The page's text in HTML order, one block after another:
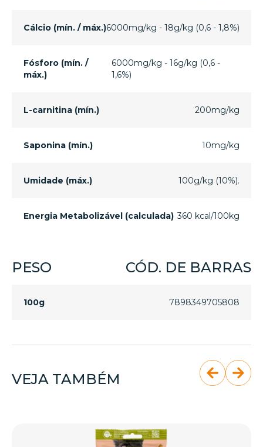
Cálcio (mín. / máx.)6000mg/kg - 18g/kg (0,6 - 1,8%)
Fósforo (mín. /
máx.)
6000mg/kg - 16g/kg (0,6 -
1,6%)
L-carnitina (mín.) 200mg/kg
Saponina (mín.) 10mg/kg
Umidade (máx.) 100g/kg (10%).
Energia Metabolizável (calculada) 360 kcal/100kg
PESO CÓD. DE BARRAS
100g 7898349705808
VEJA TAMBÉM